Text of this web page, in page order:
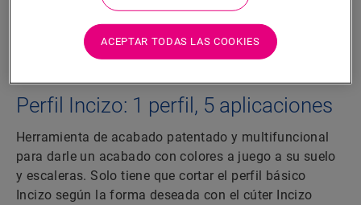
Perfil Incizo: 1 perfil, 5 aplicaciones
Herramienta de acabado patentado y multifuncional
para darle un acabado con colores a juego a su suelo
y escaleras. Solo tiene que cortar el perfil básico
Incizo según la forma deseada con el cúter Incizo
ACEPTAR TODAS LAS COOKIES